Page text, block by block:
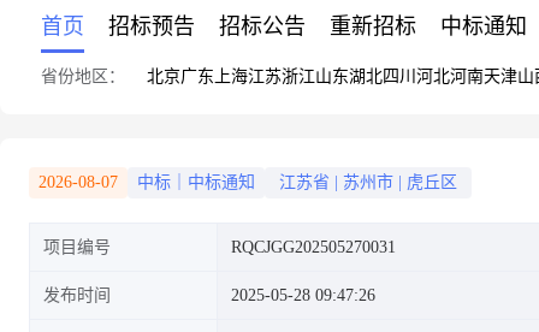
果公告
首页 招标预告 招标公告 重新招标 中标通知
省份地区： 北京广东 上海江苏浙江山东湖北四川 河北河南天津山
2026-08-07 中标｜中标通知 江苏省 苏州市 虎丘区
项目编号 RQCJGG202505270031
发布时间 2025-05-28 09:47:26